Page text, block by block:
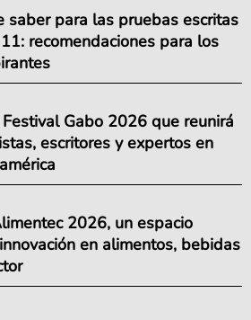
saber para las pruebas escritas
recomendaciones para los
Gabo 2026 que reunirá
escritores y expertos en
2026, un espacio
en alimentos, bebidas